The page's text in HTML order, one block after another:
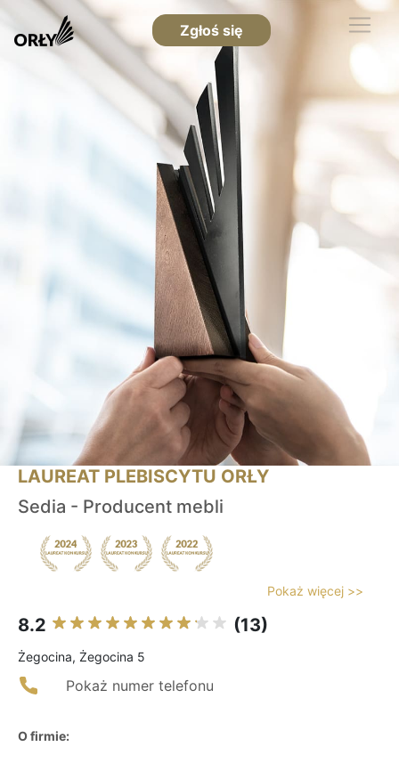
Zgłoś się
LAUREAT PLEBISCYTU ORŁY
Sedia - Producent mebli
Pokaż więcej >>
8.2 (13)
Żegocina, Żegocina 5
Pokaż numer telefonu
O firmie: